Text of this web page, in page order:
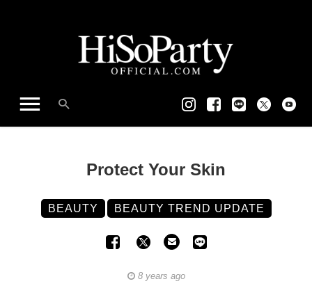
Protect Your Skin
BEAUTY BEAUTY TREND UPDATE
8 years ago